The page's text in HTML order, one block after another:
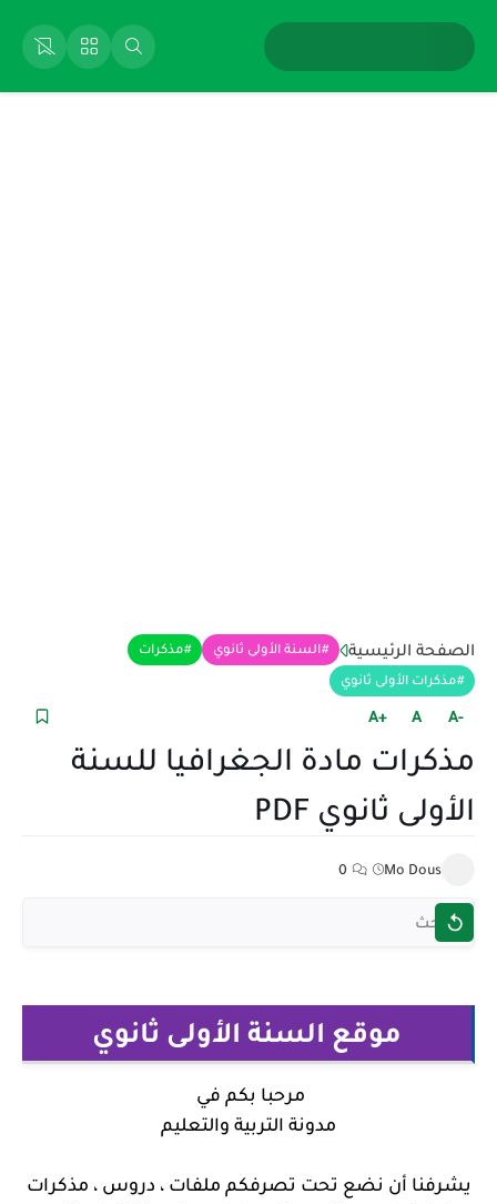
الصفحة الرئيسية السنة الأولى ثانوي مذكرات
مذكرات الأولى ثانوي
+A A -A
مذكرات مادة الجغرافيا للسنة
الأولى ثانوي PDF
Mo Dous
0
موقع السنة الأولى ثانوي
مرحبا بكم في
مدونة التربية والتعليم
يشرفنا أن نضع تحت تصرفكم ملفات ، دروس ، مذكرات